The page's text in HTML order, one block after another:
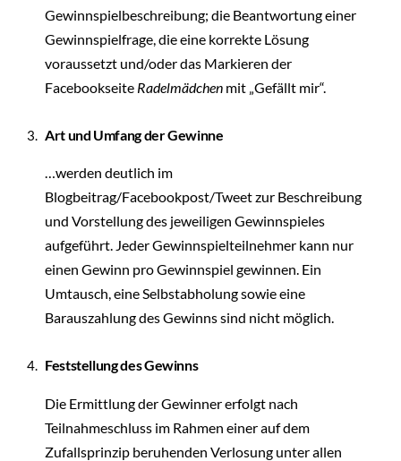
Gewinnspielbeschreibung; die Beantwortung einer
Gewinnspielfrage, die eine korrekte Lösung
voraussetzt und/oder das Markieren der
Facebookseite Radelmädchen mit „Gefällt mir“.
Art und Umfang der Gewinne
…werden deutlich im
Blogbeitrag/Facebookpost/Tweet zur Beschreibung
und Vorstellung des jeweiligen Gewinnspieles
aufgeführt. Jeder Gewinnspielteilnehmer kann nur
einen Gewinn pro Gewinnspiel gewinnen. Ein
Umtausch, eine Selbstabholung sowie eine
Barauszahlung des Gewinns sind nicht möglich.
Feststellung des Gewinns
Die Ermittlung der Gewinner erfolgt nach
Teilnahmeschluss im Rahmen einer auf dem
Zufallsprinzip beruhenden Verlosung unter allen